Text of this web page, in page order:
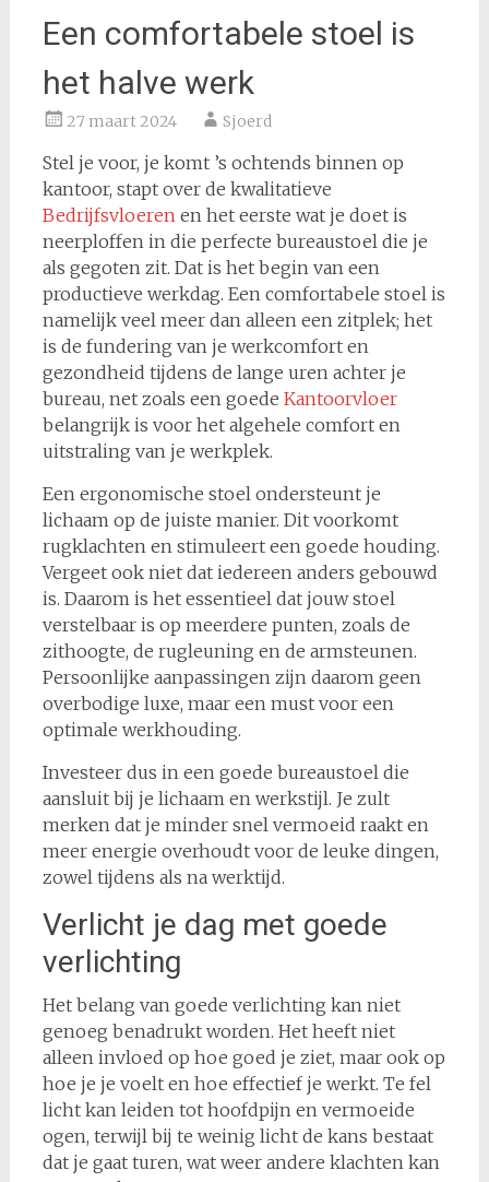
Een comfortabele stoel is
het halve werk
27 maart 2024 Sjoerd
Stel je voor, je komt ’s ochtends binnen op
kantoor, stapt over de kwalitatieve
Bedrijfsvloerenen het eerste wat je doet is
neerploffen in die perfecte bureaustoel die je
als gegoten zit. Dat is het begin van een
productieve werkdag. Een comfortabele stoel is
namelijk veel meer dan alleen een zitplek; het
is de fundering van je werkcomfort en
gezondheid tijdens de lange uren achter je
bureau, net zoals een goede Kantoorvloer
belangrijk is voor het algehele comfort en
uitstraling van je werkplek.
Een ergonomische stoel ondersteunt je
lichaam op de juiste manier. Dit voorkomt
rugklachten en stimuleert een goede houding.
Vergeet ook niet dat iedereen anders gebouwd
is. Daarom is het essentieel dat jouw stoel
verstelbaar is op meerdere punten, zoals de
zithoogte, de rugleuning en de armsteunen.
Persoonlijke aanpassingen zijn daarom geen
overbodige luxe, maar een must voor een
optimale werkhouding.
Investeer dus in een goede bureaustoel die
aansluit bij je lichaam en werkstijl. Je zult
merken dat je minder snel vermoeid raakt en
meer energie overhoudt voor de leuke dingen,
zowel tijdens als na werktijd.
Verlicht je dag met goede
verlichting
Het belang van goede verlichting kan niet
genoeg benadrukt worden. Het heeft niet
alleen invloed op hoe goed je ziet, maar ook op
hoe je je voelt en hoe effectief je werkt. Te fel
licht kan leiden tot hoofdpijn en vermoeide
ogen, terwijl bij te weinig licht de kans bestaat
dat je gaat turen, wat weer andere klachten kan